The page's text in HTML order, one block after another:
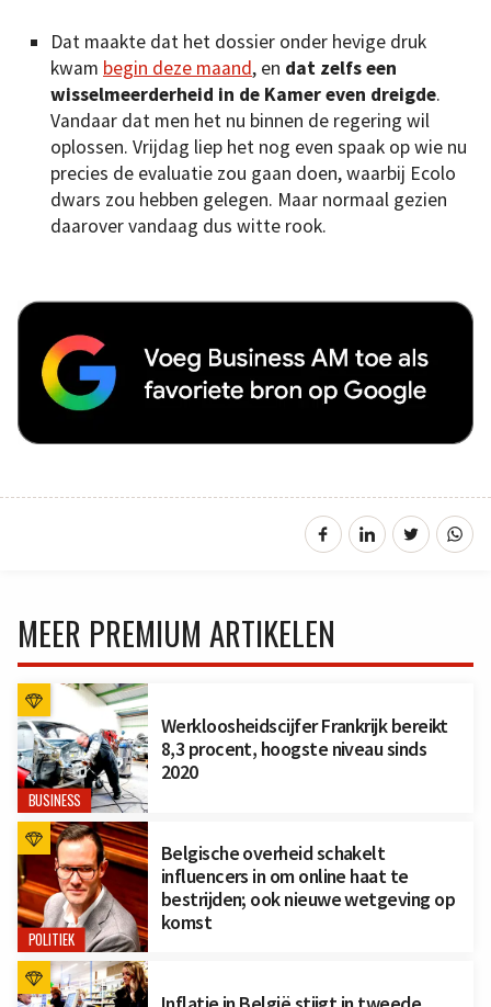
Dat maakte dat het dossier onder hevige druk
kwam begin deze maand, en dat zelfs een
wisselmeerderheid in de Kamer even dreigde.
Vandaar dat men het nu binnen de regering wil
oplossen. Vrijdag liep het nog even spaak op wie nu
precies de evaluatie zou gaan doen, waarbij Ecolo
dwars zou hebben gelegen. Maar normaal gezien
daarover vandaag dus witte rook.
MEER PREMIUM ARTIKELEN
BUSINESS
Werkloosheidscijfer Frankrijk bereikt
8,3 procent, hoogste niveau sinds
2020
POLITIEK
Belgische overheid schakelt
influencers in om online haat te
bestrijden; ook nieuwe wetgeving op
komst